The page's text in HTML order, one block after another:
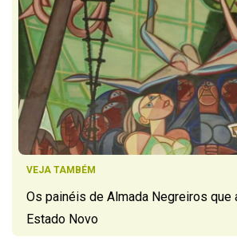
VEJA TAMBÉM
Os painéis de Almada Negreiros que
Estado Novo